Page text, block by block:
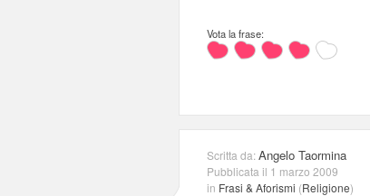
Vota la frase:
Scritta da:Angelo Taormina
Pubblicata il 1 marzo 2009
in Frasi & Aforismi (Religione)